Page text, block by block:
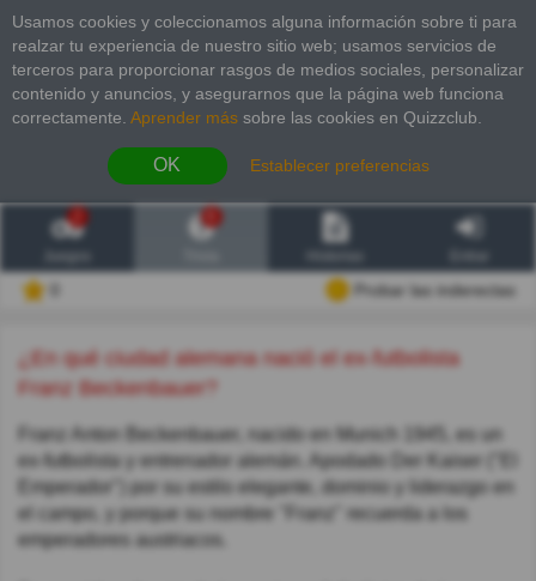
Usamos cookies y coleccionamos alguna información sobre ti para
realzar tu experiencia de nuestro sitio web; usamos servicios de
terceros para proporcionar rasgos de medios sociales, personalizar
contenido y anuncios, y asegurarnos que la página web funciona
correctamente. Aprender más sobre las cookies en Quizzclub.
OK Establecer preferencias
2
Probar las inderectas
¿En qué ciudad alemana nació el ex-futbolista
Franz Beckenbauer?
Franz Anton Beckenbauer, nacido en Munich 1945, es un
ex-futbolista y entrenador alemán. Apodado Der Kaiser ("El
Emperador") por su estilo elegante, dominio y liderazgo en
el campo, y porque su nombre "Franz" recuerda a los
emperadores austriacos.